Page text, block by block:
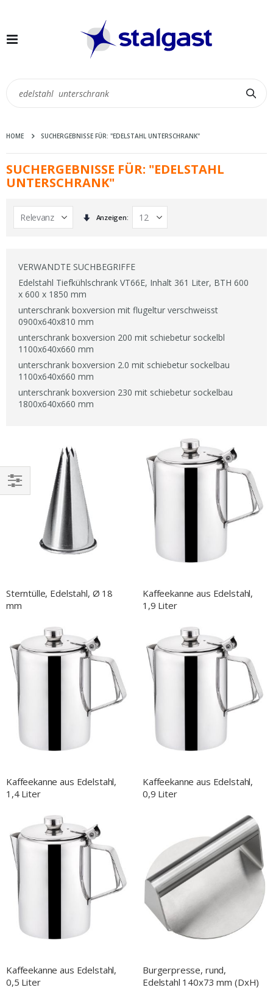
Navigation
HOME SUCHERGEBNISSE FÜR: "EDELSTAHL UNTERSCHRANK"
SUCHERGEBNISSE FÜR: "EDELSTAHL
UNTERSCHRANK"
In
aufsteigender
Anzeigen
VERWANDTE SUCHBEGRIFFE
Edelstahl Tiefkühlschrank VT66E, Inhalt 361 Liter, BTH 600
x 600 x 1850 mm
unterschrank boxversion mit flugeltur verschweisst
0900x640x810 mm
unterschrank boxversion 200 mit schiebetur sockelbl
1100x640x660 mm
unterschrank boxversion 2.0 mit schiebetur sockelbau
1100x640x660 mm
unterschrank boxversion 230 mit schiebetur sockelbau
1800x640x660 mm
Sterntülle, Edelstahl, Ø 18
mm
Kaffeekanne aus Edelstahl,
1,9 Liter
Kaffeekanne aus Edelstahl,
1,4 Liter
Kaffeekanne aus Edelstahl,
0,9 Liter
Kaffeekanne aus Edelstahl,
0,5 Liter
Burgerpresse, rund,
Edelstahl 140x73 mm (DxH)
EINKAUFEN